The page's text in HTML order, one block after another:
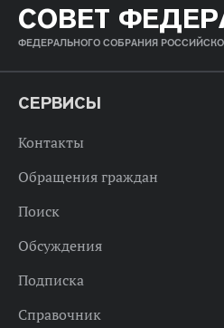
СОВЕТ
ФЕДЕРАЛЬНОГО СОБРАНИЯ
СЕРВИСЫ
Контакты
Обращения граждан
Поиск
Обсуждения
Подписка
Справочник